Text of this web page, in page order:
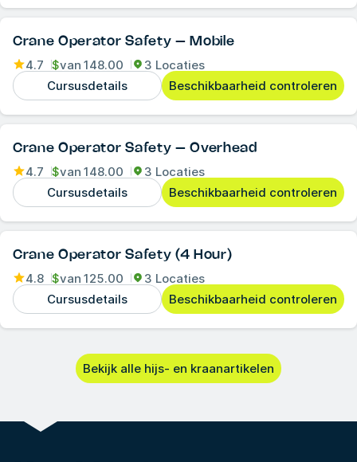
Crane Operator Safety – Mobile
4.7 $van 148.00
3 Locaties
Cursusdetails
Beschikbaarheid controleren
Crane Operator Safety – Overhead
4.7 $van 148.00
3 Locaties
Cursusdetails
Beschikbaarheid controleren
Crane Operator Safety (4 Hour)
4.8 $van 125.00
3 Locaties
Cursusdetails
Beschikbaarheid controleren
Bekijk alle hijs- en kraanartikelen